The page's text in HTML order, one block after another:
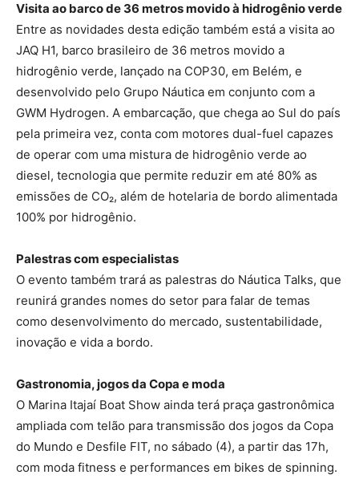
Visita ao barco de 36 metros movido à hidrogênio verde
Entre as novidades desta edição também está a visita ao
JAQ H1, barco brasileiro de 36 metros movido a
hidrogênio verde, lançado na COP30, em Belém, e
desenvolvido pelo Grupo Náutica em conjunto com a
GWM Hydrogen. A embarcação, que chega ao Sul do país
pela primeira vez, conta com motores dual-fuel capazes
de operar com uma mistura de hidrogênio verde ao
diesel, tecnologia que permite reduzir em até 80% as
emissões de CO₂, além de hotelaria de bordo alimentada
100% por hidrogênio.
Palestras com especialistas
O evento também trará as palestras do Náutica Talks, que
reunirá grandes nomes do setor para falar de temas
como desenvolvimento do mercado, sustentabilidade,
inovação e vida a bordo.
Gastronomia, jogos da Copa e moda
O Marina Itajaí Boat Show ainda terá praça gastronômica
ampliada com telão para transmissão dos jogos da Copa
do Mundo e Desfile FIT, no sábado (4), a partir das 17h,
com moda fitness e performances em bikes de spinning.